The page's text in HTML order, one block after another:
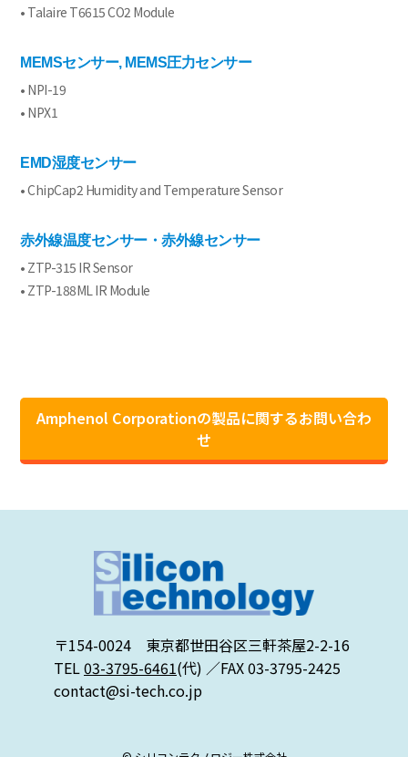
• Talaire T6615 CO2 Module
MEMSセンサー, MEMS圧力センサー
• NPI-19
• NPX1
EMD湿度センサー
• ChipCap2 Humidity and Temperature Sensor
赤外線温度センサー・赤外線センサー
• ZTP-315 IR Sensor
• ZTP-188ML IR Module
Amphenol Corporationの製品に関するお問い合わ
せ
〒154-0024 東京都世田谷区三軒茶屋2-2-16
TEL03-3795-6461(代) ／FAX 03-3795-2425
contact@si-tech.co.jp